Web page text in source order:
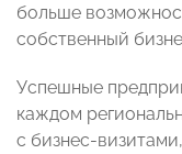
больше
собственный
Успешные
каждом
с бизнес-